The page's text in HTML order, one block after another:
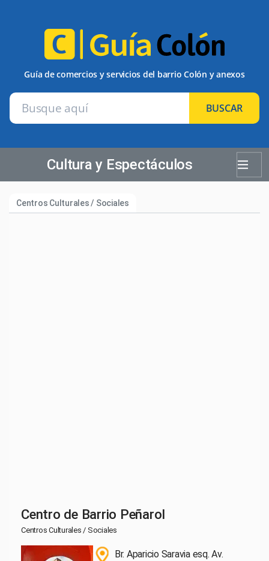
Guía de comercios y servicios del barrio Colón y anexos
BUSCAR
Cultura y Espectáculos
Centros Culturales / Sociales
Centro de Barrio Peñarol
Centros Culturales / Sociales
Br. Aparicio Saravia esq. Av.